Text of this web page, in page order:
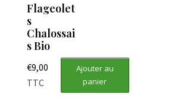
Flageolet
s
Chalossai
s Bio
€9,00
TTC
Ajouter au
panier